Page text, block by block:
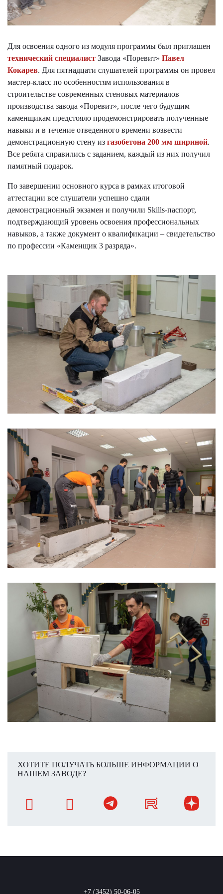
Для освоения одного из модуля программы был приглашен
технический специалист Завода «Поревит» Павел
Кокарев. Для пятнадцати слушателей программы он провел
мастер-класс по особенностям использования в
строительстве современных стеновых материалов
производства завода «Поревит», после чего будущим
каменщикам предстояло продемонстрировать полученные
навыки и в течение отведенного времени возвести
демонстрационную стену из газобетона 200 мм шириной.
Все ребята справились с заданием, каждый из них получил
памятный подарок.
По завершении основного курса в рамках итоговой
аттестации все слушатели успешно сдали
демонстрационный экзамен и получили Skills-паспорт,
подтверждающий уровень освоения профессиональных
навыков, а также документ о квалификации – свидетельство
по профессии «Каменщик 3 разряда».
ХОТИТЕ ПОЛУЧАТЬ БОЛЬШЕ ИНФОРМАЦИИ О
НАШЕМ ЗАВОДЕ?
+7 (3452) 50-06-05